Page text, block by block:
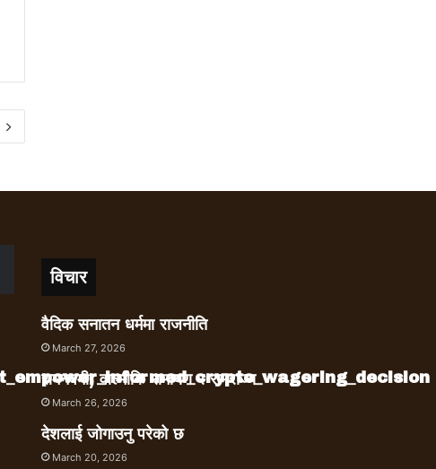
विचार
वैदिक सनातन धर्ममा राजनीति
March 27, 2026
रामनवमी, वाल्मीकि रामायण र रामराज्य
March 26, 2026
देशलाई जोगाउनु परेको छ
March 20, 2026